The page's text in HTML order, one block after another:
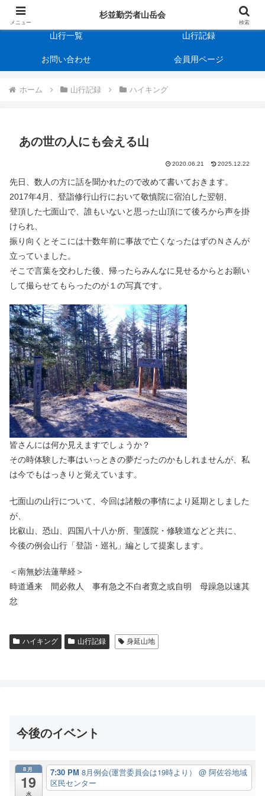
山行一覧 山行記録
お問い合わせ 会員用ページ
ホーム 山行記録 ハイキング
あの世の人にも会える山
2020.06.21 2025.12.22
先日、数人の方に話を聞かれたので改めて書いておきます。
2017年4月、登詣修行山行において敬慎院に宿泊した翌朝、
登頂した七面山で、誰もいないと思った山頂にて後ろから声を掛
けられ、
振り向くとそこには十数年前に事故で亡くなったはずのＮさんが
立っていました。
そこで言葉を交わした後、帰ったらみんなに見せるからとお願い
して撮らせてもらったのが１の写真です。
皆さんには何か見えますでしょうか？
その時体験した事はいっときの夢だったのかもしれませんが、私
は今でもはっきりと覚えています。
七面山の山行について、今回は諸般の事情により延期としました
が、
比叡山、恐山、四国八十八か所、聖護院・修験道などと共に、
今後の例会山行「登詣・巡礼」編として提案します。
＜南無妙法蓮華経＞
時道通来 間必救人 事有急之不白者寛之或自明 母躁急以速其
忿
ハイキング 山行記録 身延山地
今後のイベント
8月
19
水
7:30 PM 8月例会(運営委員会は19時より） @ 阿佐谷地域
区民センター
メニュー
杉並勤労者山岳会
検索